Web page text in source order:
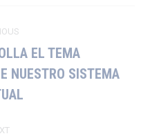
EL TEMA
NUESTRO SISTEMA